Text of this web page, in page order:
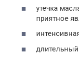
утечка
приятное
длительный